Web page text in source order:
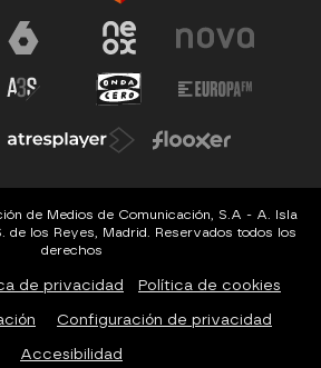
de Medios de Comunicación, S.A - A. Isla
de los Reyes, Madrid. Reservados todos los
derechos
de privacidad Política de cookies
Configuración de privacidad
Accesibilidad